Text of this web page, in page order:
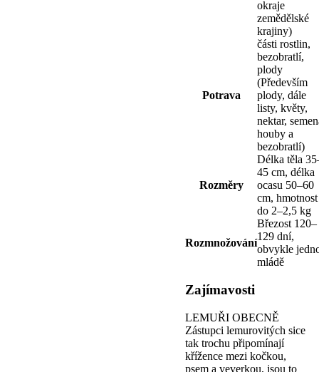
okraje
zemědělské
krajiny)
Potrava
části rostlin,
bezobratlí,
plody
(Především
plody, dále
listy, květy,
nektar,
houby a
bezobratlí)
Rozměry
Délka těla
45 cm, délka
ocasu 50–60
cm, hmotnost
do 2–2,5 kg
Rozmnožování
Březost 120–
129 dní,
obvykle
mládě
Zajímavosti
LEMUŘI OBECNĚ
Zástupci lemurovitých sice
tak trochu připomínají
křížence mezi kočkou,
psem a veverkou, jsou to